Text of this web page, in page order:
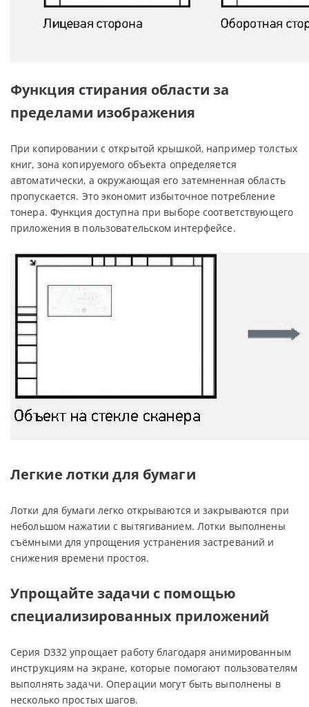
Функция стирания области за
пределами изображения
При копировании с открытой крышкой, например толстых
книг, зона копируемого объекта определяется
автоматически, а окружающая его затемненная область
пропускается. Это экономит избыточное потребление
тонера. Функция доступна при выборе соответствующего
приложения в пользовательском интерфейсе.
Легкие лотки для бумаги
Лотки для бумаги легко открываются и закрываются при
небольшом нажатии с вытягиванием. Лотки выполнены
съёмными для упрощения устранения застреваний и
снижения времени простоя.
Упрощайте задачи с помощью
специализированных приложений
Серия D332 упрощает работу благодаря анимированным
инструкциям на экране, которые помогают пользователям
выполнять задачи. Операции могут быть выполнены в
несколько простых шагов.